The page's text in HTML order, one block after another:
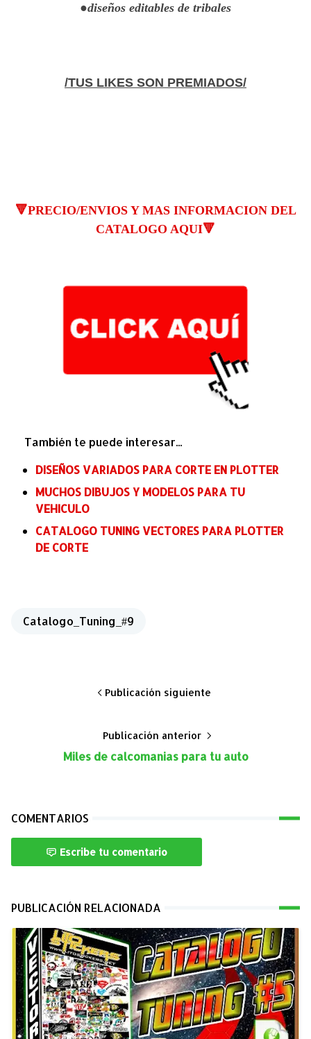
●diseños editables de tribales
/TUS LIKES SON PREMIADOS/
🔻PRECIO/ENVIOS Y MAS INFORMACION DEL
CATALOGO AQUI🔻
También te puede interesar...
DISEÑOS VARIADOS PARA CORTE EN PLOTTER
MUCHOS DIBUJOS Y MODELOS PARA TU
VEHICULO
CATALOGO TUNING VECTORES PARA PLOTTER
DE CORTE
Catalogo_Tuning_#9
Publicación siguiente
Publicación anterior
Miles de calcomanias para tu auto
COMENTARIOS
Escribe tu comentario
PUBLICACIÓN RELACIONADA